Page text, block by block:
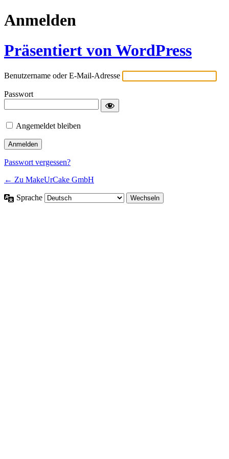
Anmelden
Präsentiert von WordPress
Benutzername oder E-Mail-Adresse
Passwort
Angemeldet bleiben
Passwort vergessen?
← Zu MakeUrCake GmbH
Sprache